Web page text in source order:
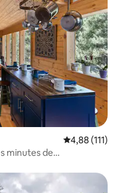
Évaluation
4,88 (111)
minutes de